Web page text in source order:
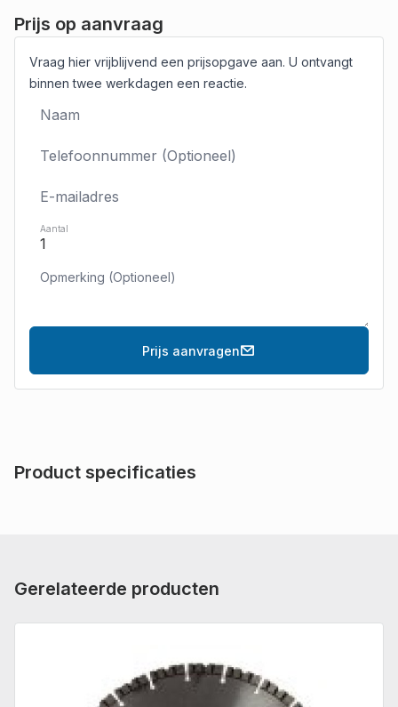
Prijs op aanvraag
Vraag hier vrijblijvend een prijsopgave aan. U ontvangt
binnen twee werkdagen een reactie.
Aantal
Prijs aanvragen
Product specificaties
Gerelateerde producten